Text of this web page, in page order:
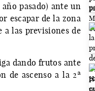
pasado) ante un
escapar de la zona
a las previsiones de
dando frutos ante
de ascenso a la 2ª